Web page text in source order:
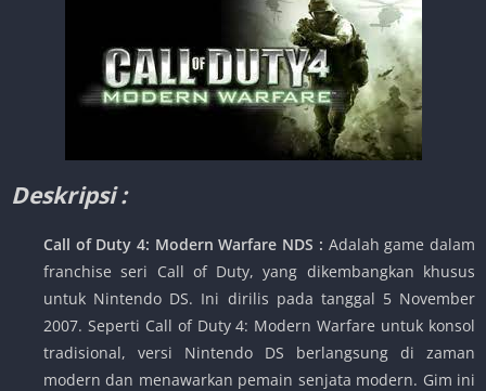
Deskripsi :
Call of Duty 4: Modern Warfare NDS : Adalah game dalam
franchise seri Call of Duty, yang dikembangkan khusus
untuk Nintendo DS. Ini dirilis pada tanggal 5 November
2007. Seperti Call of Duty 4: Modern Warfare untuk konsol
tradisional, versi Nintendo DS berlangsung di zaman
modern dan menawarkan pemain senjata modern. Gim ini